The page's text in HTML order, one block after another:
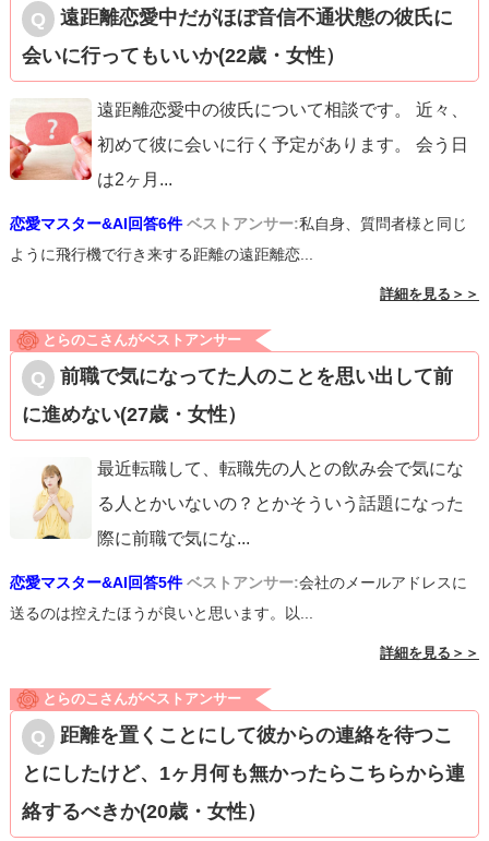
遠距離恋愛中だがほぼ音信不通状態の彼氏に
会いに行ってもいいか(22歳・女性）
遠距離恋愛中の彼氏について相談です。 近々、
初めて彼に会いに行く予定があります。 会う日
は2ヶ月 ...
恋愛マスター&AI回答6件 ベストアンサー:私自身、質問者様と同じ
ように飛行機で行き来する距離の遠距離恋...
詳細を見る＞＞
とらのこさんがベストアンサー
前職で気になってた人のことを思い出して前
に進めない(27歳・女性）
最近転職して、転職先の人との飲み会で気にな
る人とかいないの？とかそういう話題になった
際に前職で気にな...
恋愛マスター&AI回答5件 ベストアンサー:会社のメールアドレスに
送るのは控えたほうが良いと思います。以...
詳細を見る＞＞
とらのこさんがベストアンサー
距離を置くことにして彼からの連絡を待つこ
とにしたけど、1ヶ月何も無かったらこちらから連
絡するべきか(20歳・女性）